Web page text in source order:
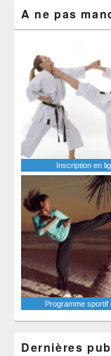
A ne pas
Inscription en
Programme sportif
Dernières